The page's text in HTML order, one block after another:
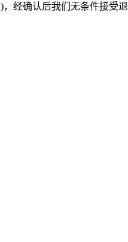
经确认后我们无条件接受退